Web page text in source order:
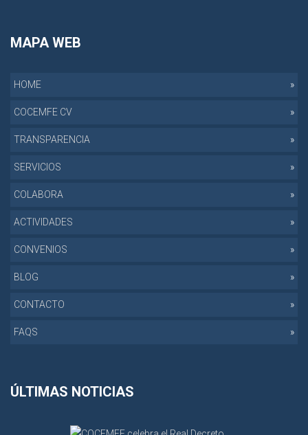
MAPA WEB
HOME
COCEMFE CV
TRANSPARENCIA
SERVICIOS
COLABORA
ACTIVIDADES
CONVENIOS
BLOG
CONTACTO
FAQS
ÚLTIMAS NOTICIAS